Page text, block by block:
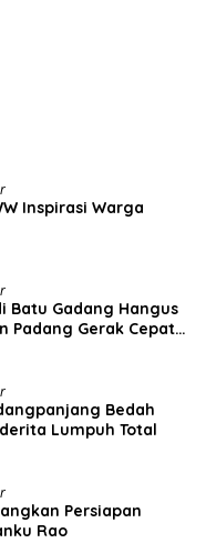
Inspirasi Warga
Batu Gadang Hangus
Padang Gerak Cepat
Bedah
Lumpuh Total
Persiapan
Rao